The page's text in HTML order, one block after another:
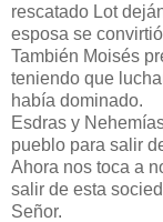
rescatado Lot
esposa se
También Moisés
teniendo que
había dominado.
Esdras y
pueblo para salir
Ahora nos toca a
salir de esta
Señor.